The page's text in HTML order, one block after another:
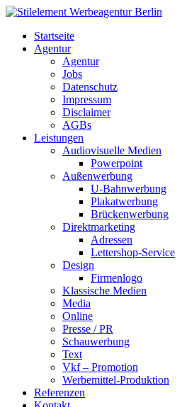
Startseite
Agentur
Agentur
Jobs
Datenschutz
Impressum
Disclaimer
AGBs
Leistungen
Audiovisuelle Medien
Powerpoint
Außenwerbung
U-Bahnwerbung
Plakatwerbung
Brückenwerbung
Direktmarketing
Adressen
Lettershop-Service
Design
Firmenlogo
Klassische Medien
Media
Online
Presse / PR
Schauwerbung
Text
Vkf – Promotion
Werbemittel-Produktion
Referenzen